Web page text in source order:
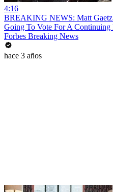
4:16
BREAKING NEWS: Matt
Going To Vote For A Continuing
Forbes Breaking News
hace 3 años